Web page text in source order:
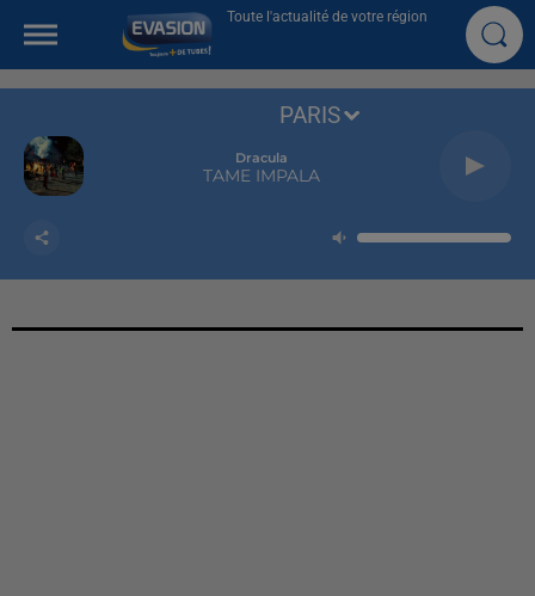
Toute l'actualité de votre région
Dracula
TAME IMPALA
PARIS